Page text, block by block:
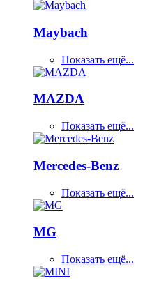
Maybach
Показать ещё...
MAZDA
Показать ещё...
Mercedes-Benz
Показать ещё...
MG
Показать ещё...